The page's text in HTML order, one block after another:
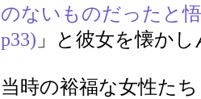
のないものだったと
p33) 」と彼女を懐か
当時の裕福な女性た